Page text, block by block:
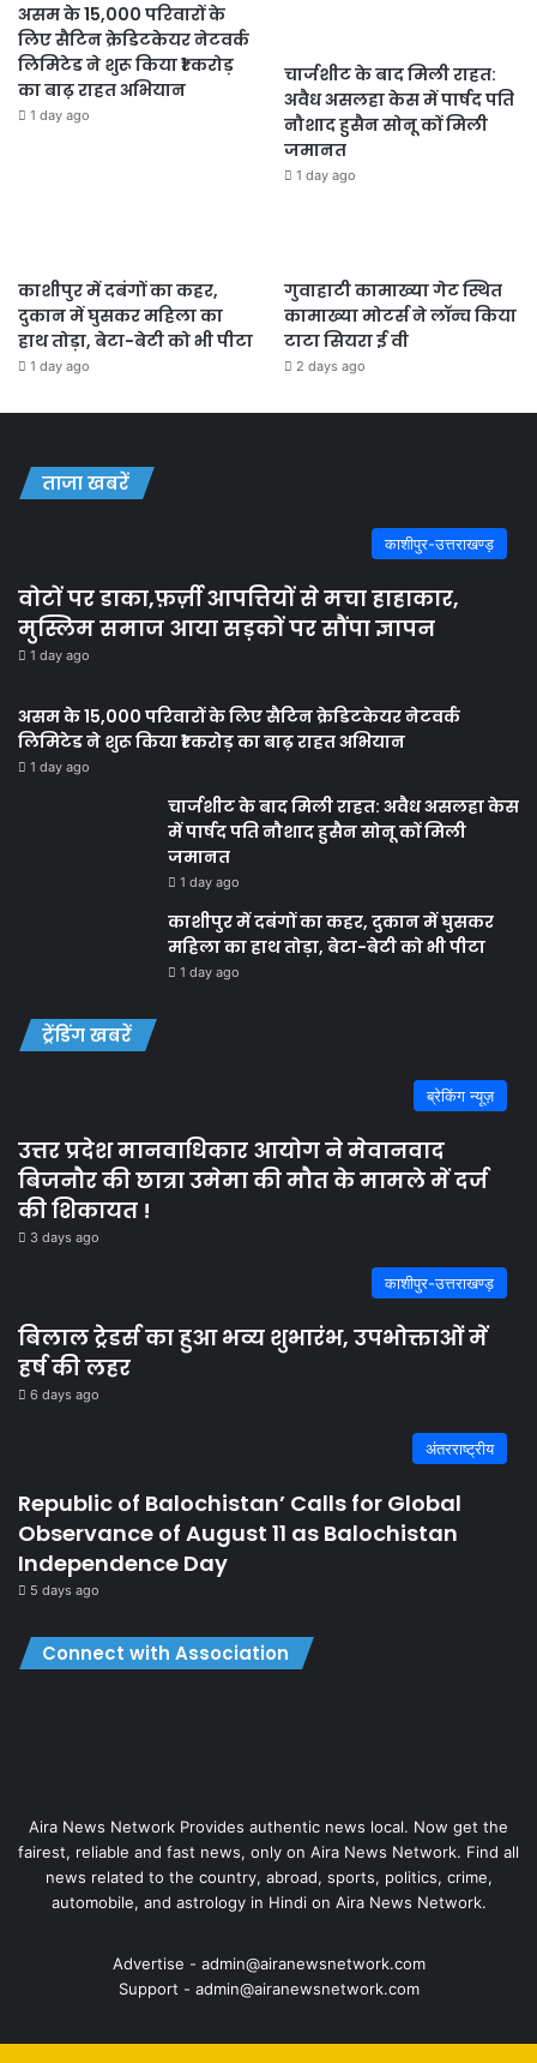
असम के 15,000 परिवारों के
लिए सैटिन क्रेडिटकेयर नेटवर्क
लिमिटेड ने शुरू किया ₹1 करोड़
का बाढ़ राहत अभियान
1 day ago
चार्जशीट के बाद मिली राहत:
अवैध असलहा केस में पार्षद पति
नौशाद हुसैन सोनू कों मिली
जमानत
1 day ago
काशीपुर में दबंगों का कहर,
दुकान में घुसकर महिला का
हाथ तोड़ा, बेटा-बेटी को भी पीटा
1 day ago
गुवाहाटी कामाख्या गेट स्थित
कामाख्या मोटर्स ने लॉन्च किया
टाटा सियरा ई वी
2 days ago
ताजा खबरें
काशीपुर-उत्तराखण्ड़
वोटों पर डाका,फ़र्ज़ी आपत्तियों से मचा हाहाकार,
मुस्लिम समाज आया सड़कों पर सौंपा ज्ञापन
1 day ago
असम के 15,000 परिवारों के लिए सैटिन क्रेडिटकेयर नेटवर्क
लिमिटेड ने शुरू किया ₹1 करोड़ का बाढ़ राहत अभियान
1 day ago
चार्जशीट के बाद मिली राहत: अवैध असलहा केस
में पार्षद पति नौशाद हुसैन सोनू कों मिली
जमानत
1 day ago
काशीपुर में दबंगों का कहर, दुकान में घुसकर
महिला का हाथ तोड़ा, बेटा-बेटी को भी पीटा
1 day ago
ट्रेंडिंग खबरें
ब्रेकिंग न्यूज़
उत्तर प्रदेश मानवाधिकार आयोग ने मेवानवाद
बिजनौर की छात्रा उमेमा की मौत के मामले में दर्ज
की शिकायत !
3 days ago
काशीपुर-उत्तराखण्ड़
बिलाल ट्रेडर्स का हुआ भव्य शुभारंभ, उपभोक्ताओं में
हर्ष की लहर
6 days ago
अंतरराष्ट्रीय
Republic of Balochistan’ Calls for Global
Observance of August 11 as Balochistan
Independence Day
5 days ago
Connect with Association
Aira News Network Provides authentic news local. Now get the
fairest, reliable and fast news, only on Aira News Network. Find all
news related to the country, abroad, sports, politics, crime,
automobile, and astrology in Hindi on Aira News Network.
Advertise - admin@airanewsnetwork.com
Support - admin@airanewsnetwork.com